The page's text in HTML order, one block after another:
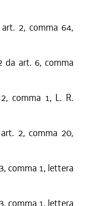
2, comma 64,
da art. 6, comma
comma 1, L. R.
2, comma 20,
comma 1, lettera
comma 1, lettera